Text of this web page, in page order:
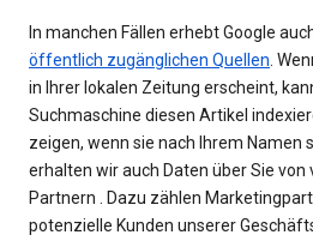
In manchen Fällen erhebt Google
öffentlich zugänglichen Quellen.
in Ihrer lokalen Zeitung erscheint,
Suchmaschine diesen Artikel
zeigen, wenn sie nach Ihrem Namen
erhalten wir auch Daten über Sie
Partnern . Dazu zählen
potenzielle Kunden unserer